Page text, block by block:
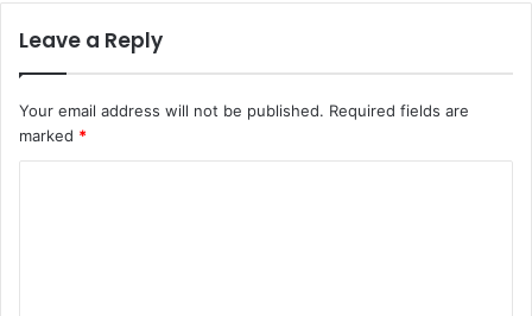
Leave a Reply
Your email address will not be published. Required fields are
marked *